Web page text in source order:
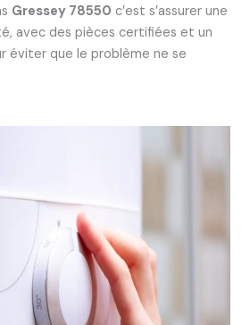
Gressey 78550 c’est s’assurer une
avec des pièces certifiées et un
éviter que le problème ne se